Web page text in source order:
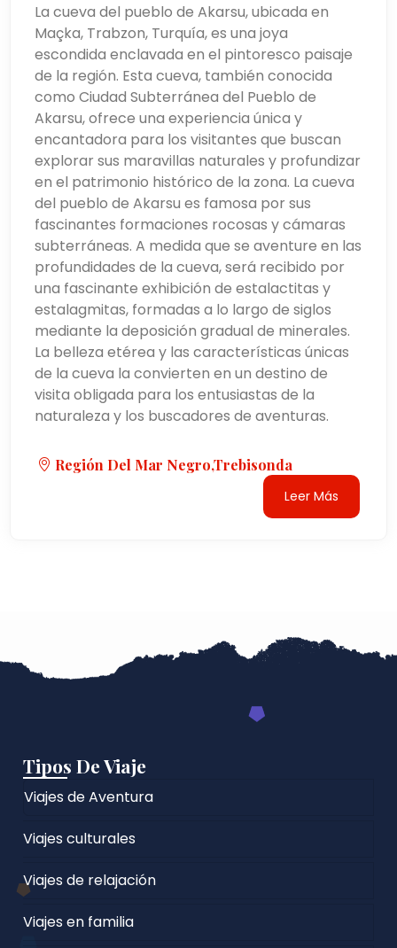
La cueva del pueblo de Akarsu, ubicada en
Maçka, Trabzon, Turquía, es una joya
escondida enclavada en el pintoresco paisaje
de la región. Esta cueva, también conocida
como Ciudad Subterránea del Pueblo de
Akarsu, ofrece una experiencia única y
encantadora para los visitantes que buscan
explorar sus maravillas naturales y profundizar
en el patrimonio histórico de la zona. La cueva
del pueblo de Akarsu es famosa por sus
fascinantes formaciones rocosas y cámaras
subterráneas. A medida que se aventure en las
profundidades de la cueva, será recibido por
una fascinante exhibición de estalactitas y
estalagmitas, formadas a lo largo de siglos
mediante la deposición gradual de minerales.
La belleza etérea y las características únicas
de la cueva la convierten en un destino de
visita obligada para los entusiastas de la
naturaleza y los buscadores de aventuras.
Región Del Mar Negro,Trebisonda
Leer Más
Tipos De Viaje
Viajes de Aventura
Viajes culturales
Viajes de relajación
Viajes en familia